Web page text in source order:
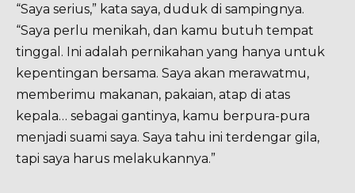
“Saya serius,” kata saya, duduk di sampingnya.
“Saya perlu menikah, dan kamu butuh tempat
tinggal. Ini adalah pernikahan yang hanya untuk
kepentingan bersama. Saya akan merawatmu,
memberimu makanan, pakaian, atap di atas
kepala… sebagai gantinya, kamu berpura-pura
menjadi suami saya. Saya tahu ini terdengar gila,
tapi saya harus melakukannya.”